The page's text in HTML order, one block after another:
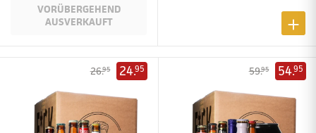
VORÜBERGEHEND
AUSVERKAUFT
26.95 24.95 59.95 54.95